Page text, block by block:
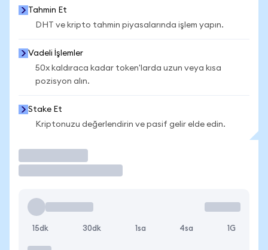
Tahmin Et
DHT ve kripto tahmin piyasalarında işlem yapın.
Vadeli İşlemler
50x kaldıraca kadar token'larda uzun veya kısa
pozisyon alın.
Stake Et
Kriptonuzu değerlendirin ve pasif gelir elde edin.
15dk 30dk 1sa 4sa 1G